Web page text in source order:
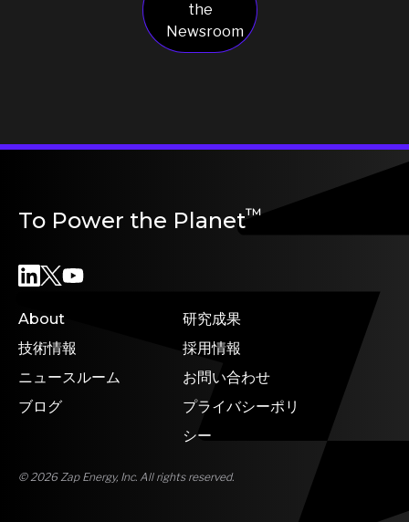
the
Newsroom
To Power the Planet™
About
技術情報
ニュースルーム
ブログ
研究成果
採用情報
お問い合わせ
プライバシーポリ
シー
© 2026 Zap Energy, Inc. All rights reserved.